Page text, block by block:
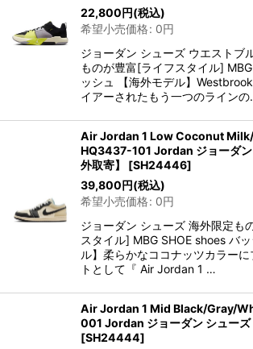
22,800円(税込)
希望小売価格: 0円
ジョーダン シューズ ウエストブ
ものが豊富[ライフスタイル]
ッシュ 【海外モデル】
イアーされたもう一つのライン
Air Jordan 1 Low Coconut
HQ3437-101 Jordan ジョーダン
外取寄】
[SH24446]
39,800円(税込)
希望小売価格: 0円
ジョーダン シューズ 海外限定も
スタイル] MBG SHOE shoes バ
ル】柔らかなココナッツカラー
トとして『 Air Jordan 1 …
Air Jordan 1 Mid Black/Gray/
001 Jordan ジョーダン シューズ
[SH24444]